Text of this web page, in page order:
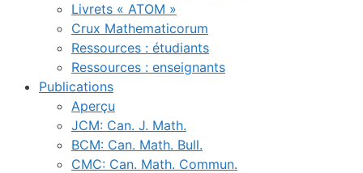
Livrets « ATOM »
Crux Mathematicorum
Ressources : étudiants
Ressources : enseignants
Publications
Aperçu
JCM: Can. J. Math.
BCM: Can. Math. Bull.
CMC: Can. Math. Commun.